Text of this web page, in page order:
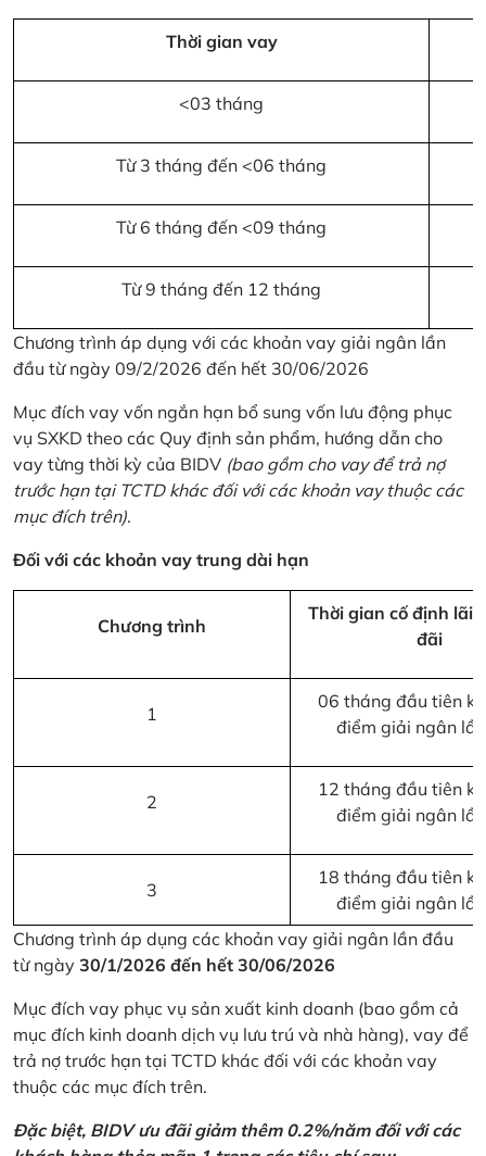
Thời gian vay
<03 tháng
Từ 3 tháng đến <06 tháng
Từ 6 tháng đến <09 tháng
Từ 9 tháng đến 12 tháng
Chương trình áp dụng với các khoản vay giải ngân lần
đầu từ ngày 09/2/2026 đến hết 30/06/2026
Mục đích vay vốn ngắn hạn bổ sung vốn lưu động phục
vụ SXKD theo các Quy định sản phẩm, hướng dẫn cho
vay từng thời kỳ của BIDV (bao gồm cho vay để trả nợ
trước hạn tại TCTD khác đối với các khoản vay thuộc các
mục đích trên).
Đối với các khoản vay trung dài hạn
Chương trình
Thời gian cố định lãi
đãi
1
06 tháng đầu tiên
điểm giải ngân
2
12 tháng đầu tiên
điểm giải ngân
3
18 tháng đầu tiên
điểm giải ngân
Chương trình áp dụng các khoản vay giải ngân lần đầu
từ ngày 30/1/2026 đến hết 30/06/2026
Mục đích vay phục vụ sản xuất kinh doanh (bao gồm cả
mục đích kinh doanh dịch vụ lưu trú và nhà hàng), vay để
trả nợ trước hạn tại TCTD khác đối với các khoản vay
thuộc các mục đích trên.
Đặc biệt, BIDV ưu đãi giảm thêm 0.2%/năm đối với các